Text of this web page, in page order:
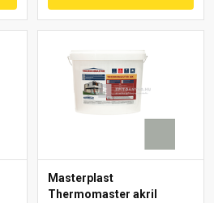
Masterplast
Thermomaster akril